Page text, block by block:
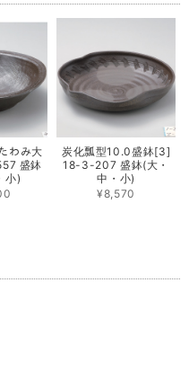
わみ大
盛鉢
小)
炭化瓢型10.0盛鉢[3]
18-3-207 盛鉢(大・
中・小)
¥8,570